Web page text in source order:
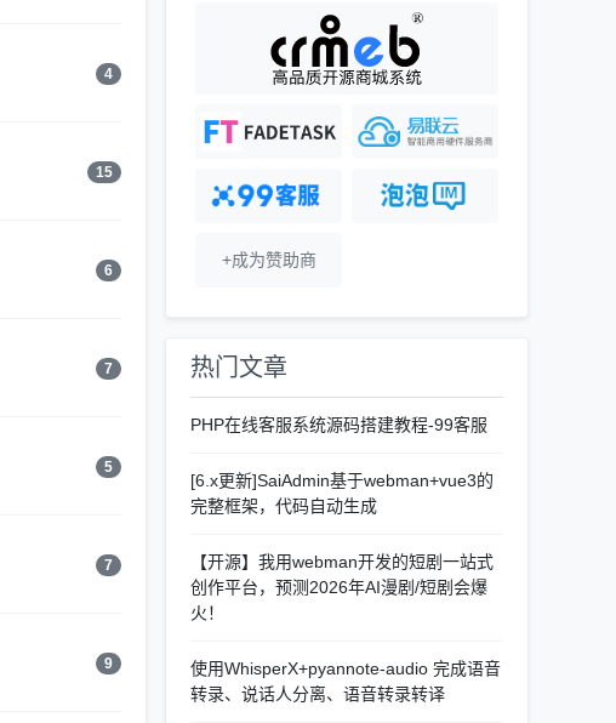
4
15
6
7
5
7
9
+成为赞助商
热门文章
PHP在线客服系统源码搭建教程-99客服
[6.x更新]SaiAdmin基于webman+vue3的
完整框架，代码自动生成
【开源】我用webman开发的短剧一站式
创作平台，预测2026年AI漫剧/短剧会爆
火！
使用WhisperX+pyannote-audio 完成语音
转录、说话人分离、语音转录转译